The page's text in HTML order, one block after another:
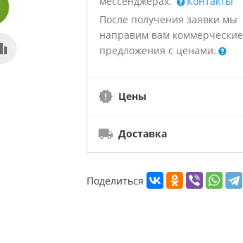
После получения заявки мы
направим вам коммерческие
предложения с ценами.
Цены
Доставка
Поделиться